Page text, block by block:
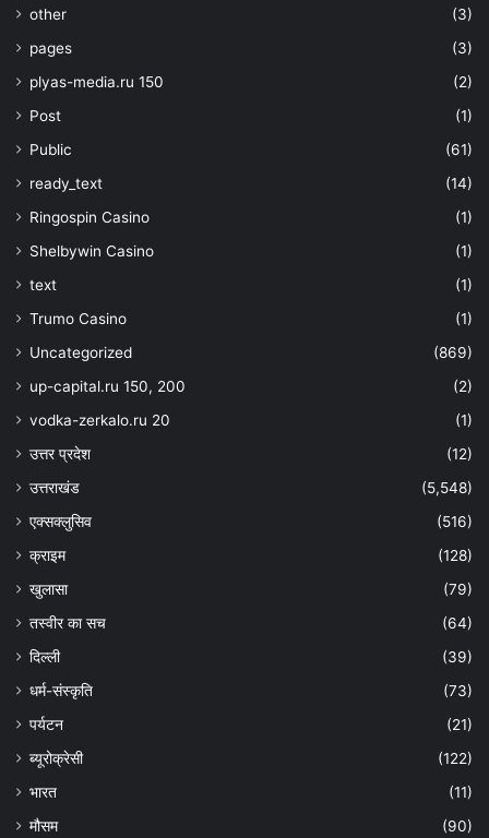
other
(3)
pages
(3)
plyas-media.ru 150
(2)
Post
(1)
Public
(61)
ready_text
(14)
Ringospin Casino
(1)
Shelbywin Casino
(1)
text
(1)
Trumo Casino
(1)
Uncategorized
(869)
up-capital.ru 150, 200
(2)
vodka-zerkalo.ru 20
(1)
उत्तर प्रदेश
(12)
उत्तराखंड
(5,548)
एक्सक्लुसिव
(516)
क्राइम
(128)
खुलासा
(79)
तस्वीर का सच
(64)
दिल्ली
(39)
धर्म-संस्कृति
(73)
पर्यटन
(21)
ब्यूरोक्रेसी
(122)
भारत
(11)
मौसम
(90)